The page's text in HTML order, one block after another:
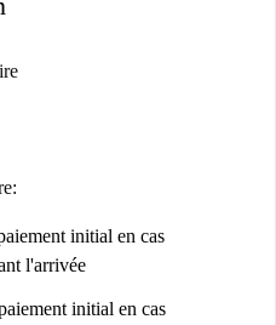
initial en cas
l'arrivée
initial en cas